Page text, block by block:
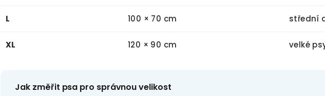
L 100 × 70 cm střední
XL 120 × 90 cm velké
Jak změřit psa pro správnou velikost